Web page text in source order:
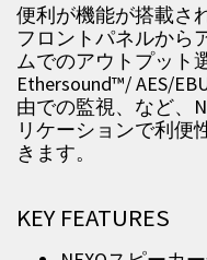
便利が機能が搭載さ
フロントパネルから
ムでのアウトプット
Ethersound™/ AES/
由での監視、など、
リケーションで利便
きます。
KEY FEATURES